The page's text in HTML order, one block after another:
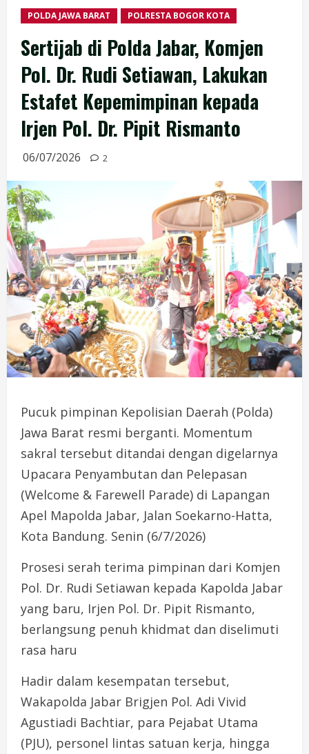
POLDA JAWA BARAT POLRESTA BOGOR KOTA
Sertijab di Polda Jabar, Komjen
Pol. Dr. Rudi Setiawan, Lakukan
Estafet Kepemimpinan kepada
Irjen Pol. Dr. Pipit Rismanto
06/07/2026 2
Pucuk pimpinan Kepolisian Daerah (Polda)
Jawa Barat resmi berganti. Momentum
sakral tersebut ditandai dengan digelarnya
Upacara Penyambutan dan Pelepasan
(Welcome & Farewell Parade) di Lapangan
Apel Mapolda Jabar, Jalan Soekarno-Hatta,
Kota Bandung. Senin (6/7/2026)
​Prosesi serah terima pimpinan dari Komjen
Pol. Dr. Rudi Setiawan kepada Kapolda Jabar
yang baru, Irjen Pol. Dr. Pipit Rismanto,
berlangsung penuh khidmat dan diselimuti
rasa haru
​Hadir dalam kesempatan tersebut,
Wakapolda Jabar Brigjen Pol. Adi Vivid
Agustiadi Bachtiar, para Pejabat Utama
(PJU), personel lintas satuan kerja, hingga